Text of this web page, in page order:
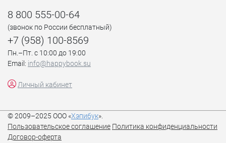
8 800 555-00-64
(звонок по России бесплатный)
+7 (958) 100-8569
Пн.–Пт. с 10:00 до 19:00
Email: info@happybook.su
Личный кабинет
© 2009–2025 ООО «Хэпибук».
Пользовательское соглашение Политика конфиденциальности
Договор-оферта